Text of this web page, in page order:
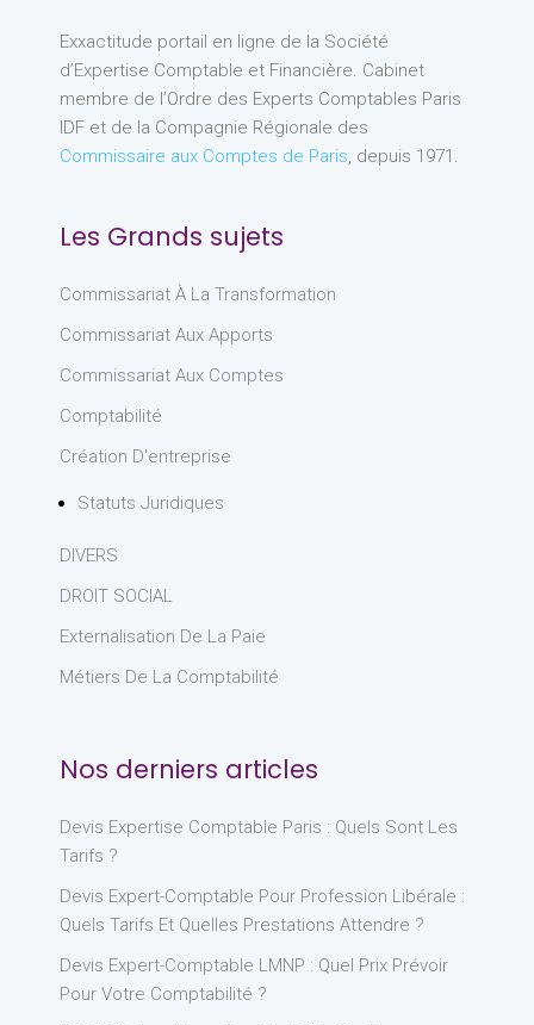
Exxactitude portail en ligne de la Société
d’Expertise Comptable et Financière. Cabinet
membre de l’Ordre des Experts Comptables Paris
IDF et de la Compagnie Régionale des
Commissaire aux Comptes de Paris, depuis 1971.
Les Grands sujets
Commissariat À La Transformation
Commissariat Aux Apports
Commissariat Aux Comptes
Comptabilité
Création D'entreprise
Statuts Juridiques
DIVERS
DROIT SOCIAL
Externalisation De La Paie
Métiers De La Comptabilité
Nos derniers articles
Devis Expertise Comptable Paris : Quels Sont Les
Tarifs ?
Devis Expert-Comptable Pour Profession Libérale :
Quels Tarifs Et Quelles Prestations Attendre ?
Devis Expert-Comptable LMNP : Quel Prix Prévoir
Pour Votre Comptabilité ?